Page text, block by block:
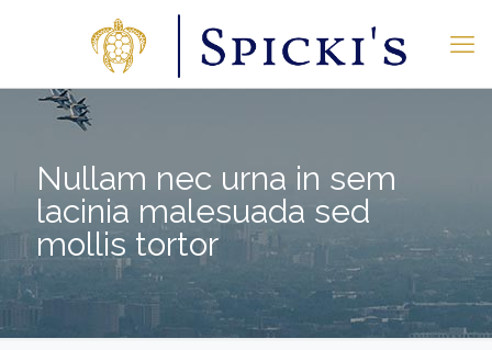
Nullam nec urna in sem
lacinia malesuada sed
mollis tortor